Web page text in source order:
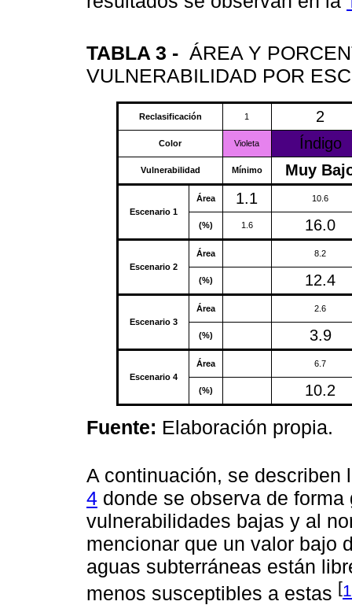
TABLA 3 - ÁREA Y
VULNERABILIDAD POR
Reclasificación 1 2
Color Violeta Índigo
Vulnerabilidad Mínimo Muy
Escenario 1
Área 1.1 10.6
(%) 1.6 16.0
Escenario 2
Área 8.2
(%) 12.4
Escenario 3
Área 2.6
(%) 3.9
Escenario 4
Área 6.7
(%) 10.2
Fuente: Elaboración propia.
A continuación, se
4 donde se observa de
vulnerabilidades bajas y al
mencionar que un valor bajo
aguas subterráneas están
menos susceptibles a estas [